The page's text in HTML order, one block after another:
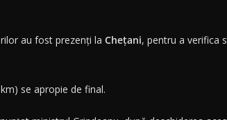
au fost prezenți la Chețani, pentru a verifica
se apropie de final.